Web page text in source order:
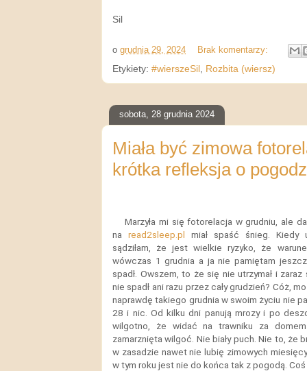
Sil
o grudnia 29, 2024
Brak komentarzy:
Etykiety: #wierszeSil Rozbita (wiersz)
sobota, 28 grudnia 2024
Miała być zimowa
krótka refleksja o
Marzyła mi się fotorelacja w grudniu, ale
na read2sleep.pl miał spaść śnieg. Kiedy
sądziłam, że jest wielkie ryzyko, że
wówczas 1 grudnia a ja nie pamiętam
spadł. Owszem, to że się nie utrzymał i zaraz
nie spadł ani razu przez cały grudzień? Cóż,
naprawdę takiego grudnia w swoim życiu nie
28 i nic. Od kilku dni panują mrozy i po
wilgotno, że widać na trawniku za
zamarznięta wilgoć. Nie biały puch. Nie to, że
w zasadzie nawet nie lubię zimowych
w tym roku jest nie do końca tak z pogodą.